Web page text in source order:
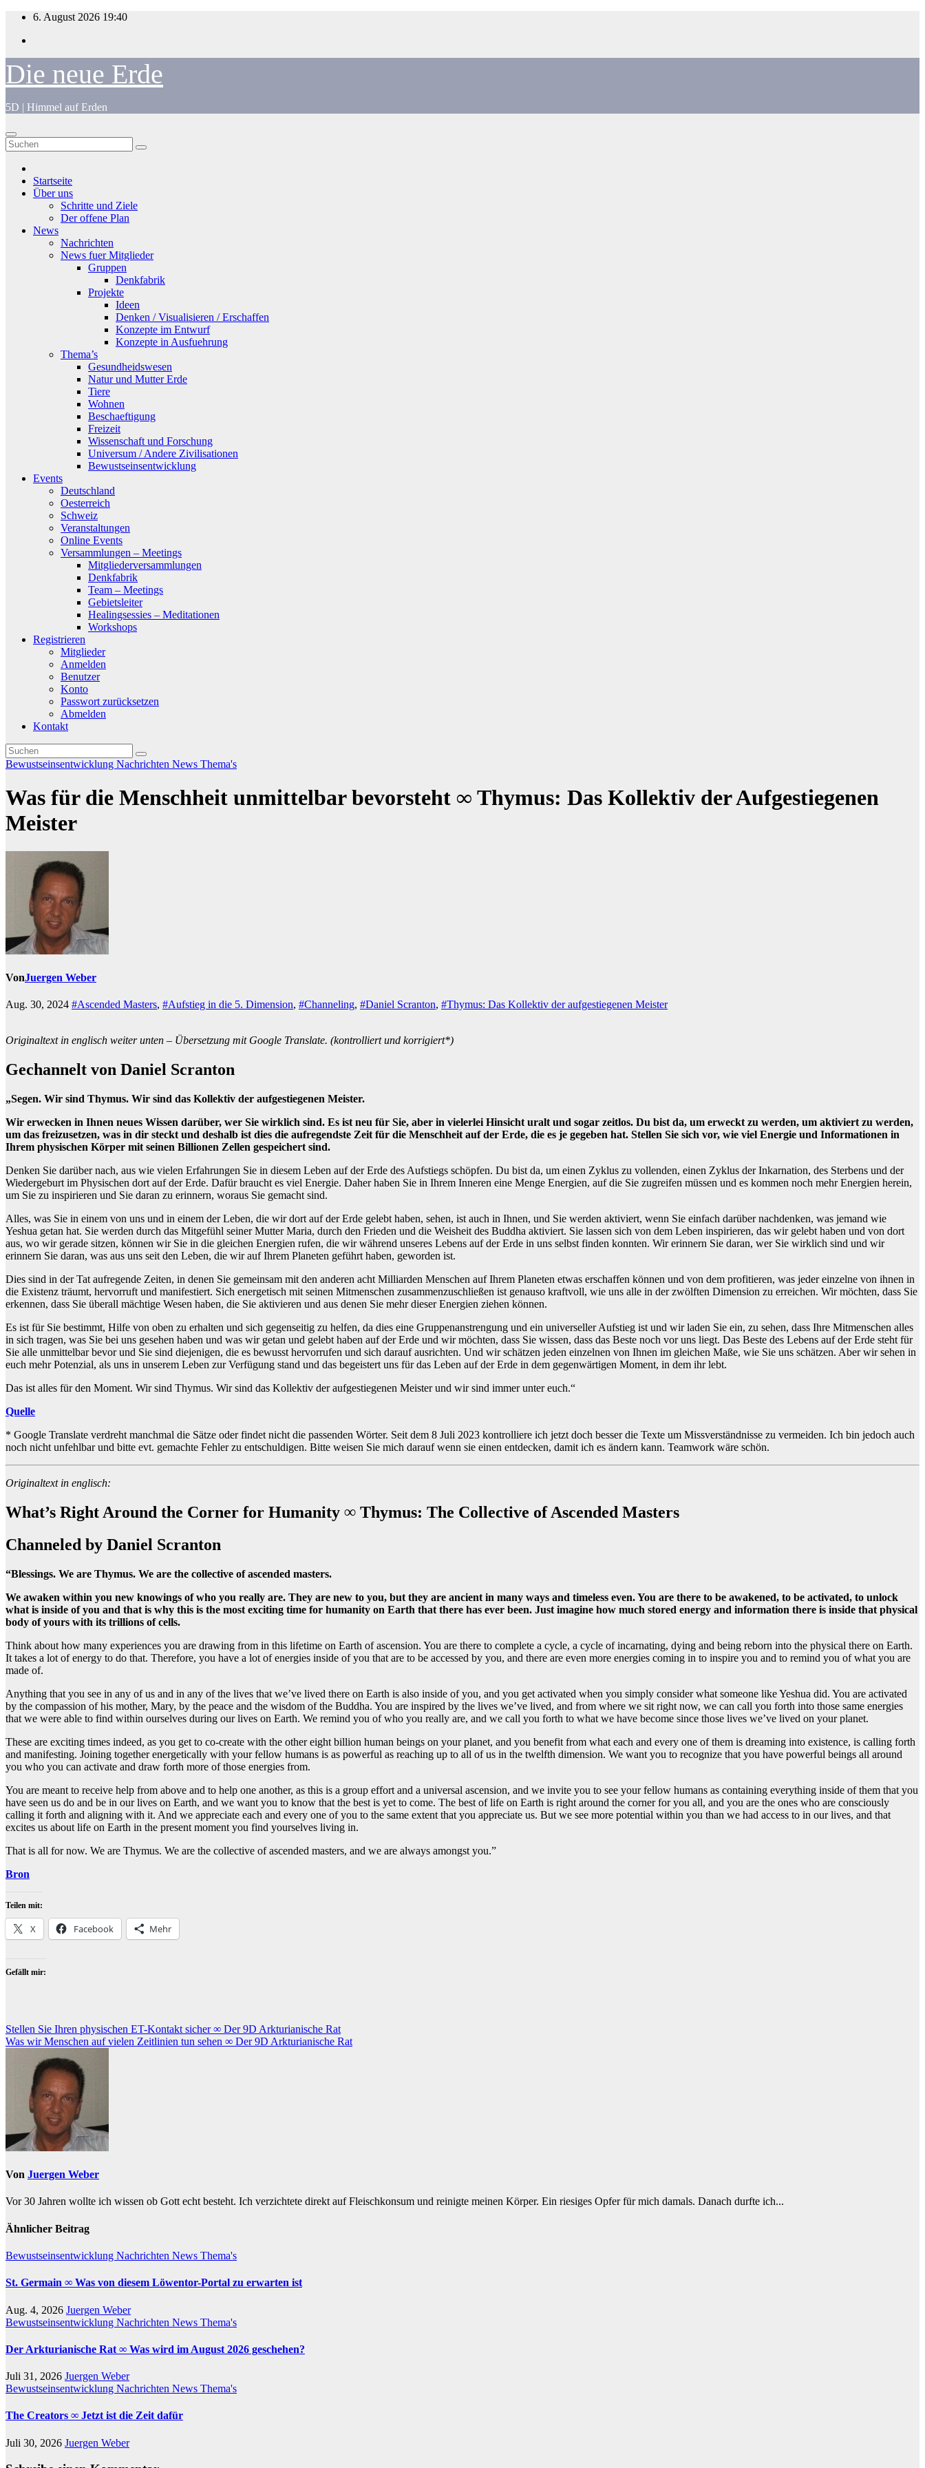
Zum
springen
6. August 2026 19:40
Die neue Erde
5D | Himmel auf Erden
Startseite
Über uns
Schritte und Ziele
Der offene Plan
News
Nachrichten
News fuer Mitglieder
Gruppen
Denkfabrik
Projekte
Ideen
Denken / Visualisieren / Erschaffen
Konzepte im Entwurf
Konzepte in Ausfuehrung
Thema’s
Gesundheidswesen
Natur und Mutter Erde
Tiere
Wohnen
Beschaeftigung
Freizeit
Wissenschaft und Forschung
Universum / Andere Zivilisationen
Bewustseinsentwicklung
Events
Deutschland
Oesterreich
Schweiz
Veranstaltungen
Online Events
Versammlungen – Meetings
Mitgliederversammlungen
Denkfabrik
Team – Meetings
Gebietsleiter
Healingsessies – Meditationen
Workshops
Registrieren
Mitglieder
Anmelden
Benutzer
Konto
Passwort zurücksetzen
Abmelden
Kontakt
Bewustseinsentwicklung Nachrichten News Thema's
Was für die Menschheit unmittelbar bevorsteht ∞ Thymus: Das Kollektiv der Aufgestiegenen
Meister
VonJuergen Weber
Aug. 30, 2024 #Ascended Masters, #Aufstieg in die 5. Dimension, #Channeling, #Daniel Scranton, #Thymus: Das Kollektiv der aufgestiegenen Meister
Originaltext in englisch weiter unten – Übersetzung mit Google Translate. (kontrolliert und korrigiert*)
Gechannelt von Daniel Scranton
„Segen. Wir sind Thymus. Wir sind das Kollektiv der aufgestiegenen Meister.
Wir erwecken in Ihnen neues Wissen darüber, wer Sie wirklich sind. Es ist neu für Sie, aber in vielerlei Hinsicht uralt und sogar zeitlos. Du bist da, um erweckt zu werden, um aktiviert zu werden,
um das freizusetzen, was in dir steckt und deshalb ist dies die aufregendste Zeit für die Menschheit auf der Erde, die es je gegeben hat. Stellen Sie sich vor, wie viel Energie und Informationen in
Ihrem physischen Körper mit seinen Billionen Zellen gespeichert sind.
Denken Sie darüber nach, aus wie vielen Erfahrungen Sie in diesem Leben auf der Erde des Aufstiegs schöpfen. Du bist da, um einen Zyklus zu vollenden, einen Zyklus der Inkarnation, des Sterbens und der
Wiedergeburt im Physischen dort auf der Erde. Dafür braucht es viel Energie. Daher haben Sie in Ihrem Inneren eine Menge Energien, auf die Sie zugreifen müssen und es kommen noch mehr Energien herein,
um Sie zu inspirieren und Sie daran zu erinnern, woraus Sie gemacht sind.
Alles, was Sie in einem von uns und in einem der Leben, die wir dort auf der Erde gelebt haben, sehen, ist auch in Ihnen, und Sie werden aktiviert, wenn Sie einfach darüber nachdenken, was jemand wie
Yeshua getan hat. Sie werden durch das Mitgefühl seiner Mutter Maria, durch den Frieden und die Weisheit des Buddha aktiviert. Sie lassen sich von dem Leben inspirieren, das wir gelebt haben und von dort
aus, wo wir gerade sitzen, können wir Sie in die gleichen Energien rufen, die wir während unseres Lebens auf der Erde in uns selbst finden konnten. Wir erinnern Sie daran, wer Sie wirklich sind und wir
erinnern Sie daran, was aus uns seit den Leben, die wir auf Ihrem Planeten geführt haben, geworden ist.
Dies sind in der Tat aufregende Zeiten, in denen Sie gemeinsam mit den anderen acht Milliarden Menschen auf Ihrem Planeten etwas erschaffen können und von dem profitieren, was jeder einzelne von ihnen in
die Existenz träumt, hervorruft und manifestiert. Sich energetisch mit seinen Mitmenschen zusammenzuschließen ist genauso kraftvoll, wie uns alle in der zwölften Dimension zu erreichen. Wir möchten, dass Sie
erkennen, dass Sie überall mächtige Wesen haben, die Sie aktivieren und aus denen Sie mehr dieser Energien ziehen können.
Es ist für Sie bestimmt, Hilfe von oben zu erhalten und sich gegenseitig zu helfen, da dies eine Gruppenanstrengung und ein universeller Aufstieg ist und wir laden Sie ein, zu sehen, dass Ihre Mitmenschen alles
in sich tragen, was Sie bei uns gesehen haben und was wir getan und gelebt haben auf der Erde und wir möchten, dass Sie wissen, dass das Beste noch vor uns liegt. Das Beste des Lebens auf der Erde steht für
Sie alle unmittelbar bevor und Sie sind diejenigen, die es bewusst hervorrufen und sich darauf ausrichten. Und wir schätzen jeden einzelnen von Ihnen im gleichen Maße, wie Sie uns schätzen. Aber wir sehen in
euch mehr Potenzial, als uns in unserem Leben zur Verfügung stand und das begeistert uns für das Leben auf der Erde in dem gegenwärtigen Moment, in dem ihr lebt.
Das ist alles für den Moment. Wir sind Thymus. Wir sind das Kollektiv der aufgestiegenen Meister und wir sind immer unter euch.“
Quelle
* Google Translate verdreht manchmal die Sätze oder findet nicht die passenden Wörter. Seit dem 8 Juli 2023 kontrolliere ich jetzt doch besser die Texte um Missverständnisse zu vermeiden. Ich bin jedoch auch
noch nicht unfehlbar und bitte evt. gemachte Fehler zu entschuldigen. Bitte weisen Sie mich darauf wenn sie einen entdecken, damit ich es ändern kann. Teamwork wäre schön.
Originaltext in englisch:
What’s Right Around the Corner for Humanity ∞ Thymus: The Collective of Ascended Masters
Channeled by Daniel Scranton
“Blessings. We are Thymus. We are the collective of ascended masters.
We awaken within you new knowings of who you really are. They are new to you, but they are ancient in many ways and timeless even. You are there to be awakened, to be activated, to unlock
what is inside of you and that is why this is the most exciting time for humanity on Earth that there has ever been. Just imagine how much stored energy and information there is inside that physical
body of yours with its trillions of cells.
Think about how many experiences you are drawing from in this lifetime on Earth of ascension. You are there to complete a cycle, a cycle of incarnating, dying and being reborn into the physical there on Earth.
It takes a lot of energy to do that. Therefore, you have a lot of energies inside of you that are to be accessed by you, and there are even more energies coming in to inspire you and to remind you of what you are
made of.
Anything that you see in any of us and in any of the lives that we’ve lived there on Earth is also inside of you, and you get activated when you simply consider what someone like Yeshua did. You are activated
by the compassion of his mother, Mary, by the peace and the wisdom of the Buddha. You are inspired by the lives we’ve lived, and from where we sit right now, we can call you forth into those same energies
that we were able to find within ourselves during our lives on Earth. We remind you of who you really are, and we call you forth to what we have become since those lives we’ve lived on your planet.
These are exciting times indeed, as you get to co-create with the other eight billion human beings on your planet, and you benefit from what each and every one of them is dreaming into existence, is calling forth
and manifesting. Joining together energetically with your fellow humans is as powerful as reaching up to all of us in the twelfth dimension. We want you to recognize that you have powerful beings all around
you who you can activate and draw forth more of those energies from.
You are meant to receive help from above and to help one another, as this is a group effort and a universal ascension, and we invite you to see your fellow humans as containing everything inside of them that you
have seen us do and be in our lives on Earth, and we want you to know that the best is yet to come. The best of life on Earth is right around the corner for you all, and you are the ones who are consciously
calling it forth and aligning with it. And we appreciate each and every one of you to the same extent that you appreciate us. But we see more potential within you than we had access to in our lives, and that
excites us about life on Earth in the present moment you find yourselves living in.
That is all for now. We are Thymus. We are the collective of ascended masters, and we are always amongst you.”
Bron
Teilen mit:
X Facebook Mehr
Gefällt mir:
Beitragsnavigation
Stellen Sie Ihren physischen ET-Kontakt sicher ∞ Der 9D Arkturianische Rat
Was wir Menschen auf vielen Zeitlinien tun sehen ∞ Der 9D Arkturianische Rat
Von Juergen Weber
Vor 30 Jahren wollte ich wissen ob Gott echt besteht. Ich verzichtete direkt auf Fleischkonsum und reinigte meinen Körper. Ein riesiges Opfer für mich damals. Danach durfte ich...
Ähnlicher Beitrag
Bewustseinsentwicklung Nachrichten News Thema's
St. Germain ∞ Was von diesem Löwentor-Portal zu erwarten ist
Aug. 4, 2026 Juergen Weber
Bewustseinsentwicklung Nachrichten News Thema's
Der Arkturianische Rat ∞ Was wird im August 2026 geschehen?
Juli 31, 2026 Juergen Weber
Bewustseinsentwicklung Nachrichten News Thema's
The Creators ∞ Jetzt ist die Zeit dafür
Juli 30, 2026 Juergen Weber